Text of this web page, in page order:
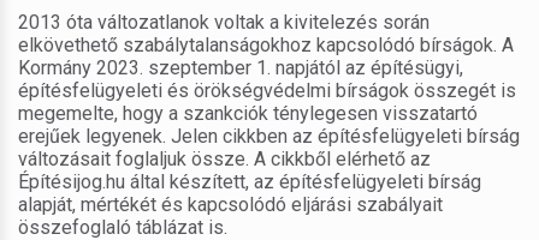
2013 óta változatlanok voltak a kivitelezés során
elkövethető szabálytalanságokhoz kapcsolódó bírságok. A
Kormány 2023. szeptember 1. napjától az építésügyi,
építésfelügyeleti és örökségvédelmi bírságok összegét is
megemelte, hogy a szankciók ténylegesen visszatartó
erejűek legyenek. Jelen cikkben az építésfelügyeleti bírság
változásait foglaljuk össze. A cikkből elérhető az
Építésijog.hu által készített, az építésfelügyeleti bírság
alapját, mértékét és kapcsolódó eljárási szabályait
összefoglaló táblázat is.